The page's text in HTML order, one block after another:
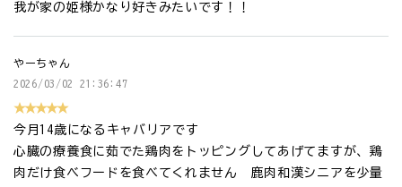
我が家の姫様かなり好きみたいです！！
やーちゃん
2026/03/02 21:36:47
★★★★★
今月14歳になるキャバリアです
心臓の療養食に茹でた鶏肉をトッピングしてあげてますが、鶏
肉だけ食べフードを食べてくれません 鹿肉和漢シニアを少量